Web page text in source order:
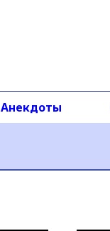
Анекдоты